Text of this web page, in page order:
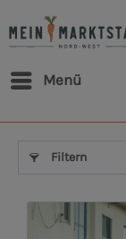
Menü
Filtern